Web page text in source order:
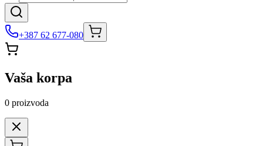
+387 62 677-080
Vaša korpa
0 proizvoda